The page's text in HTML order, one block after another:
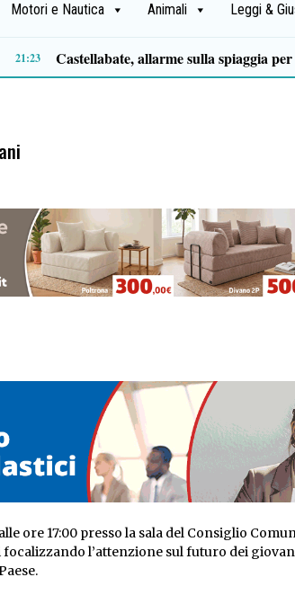
Motori e Nautica Animali Leggi &
Premio Terre del Bussento, si alza il sipario: stasera Roberto Fico apre l’11ª edizione 14:35
ore 17:00 presso la sala del Consiglio
l’attenzione sul futuro dei